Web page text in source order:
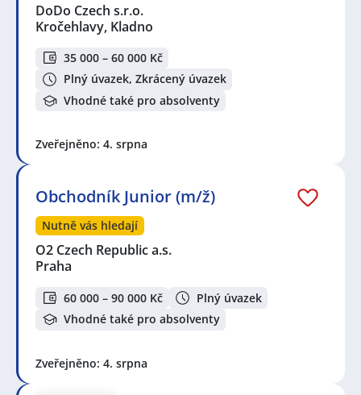
DoDo Czech s.r.o.
Kročehlavy, Kladno
35 000 – 60 000 Kč
Plný úvazek, Zkrácený úvazek
Vhodné také pro absolventy
Zveřejněno: 4. srpna
Obchodník Junior (m/ž)
Nutně vás hledají
O2 Czech Republic a.s.
Praha
60 000 – 90 000 Kč
Plný úvazek
Vhodné také pro absolventy
Zveřejněno: 4. srpna